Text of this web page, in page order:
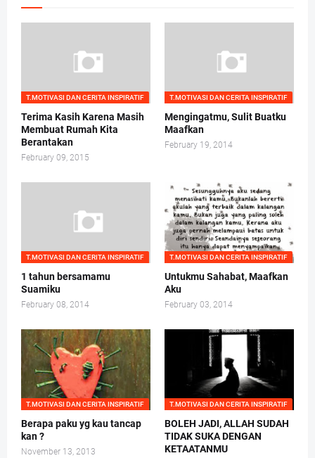
T.MOTIVASI DAN CERITA INSPIRATIF
Terima Kasih Karena Masih
Membuat Rumah Kita
Berantakan
February 09, 2015
T.MOTIVASI DAN CERITA INSPIRATIF
Mengingatmu, Sulit Buatku
Maafkan
February 19, 2014
T.MOTIVASI DAN CERITA INSPIRATIF
1 tahun bersamamu
Suamiku
February 08, 2014
T.MOTIVASI DAN CERITA INSPIRATIF
Untukmu Sahabat, Maafkan
Aku
February 03, 2014
T.MOTIVASI DAN CERITA INSPIRATIF
Berapa paku yg kau tancap
kan ?
November 13, 2013
T.MOTIVASI DAN CERITA INSPIRATIF
BOLEH JADI, ALLAH SUDAH
TIDAK SUKA DENGAN
KETAATANMU